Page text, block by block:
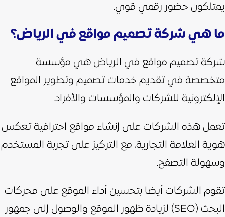
يمتلكون حضور رقمي قوي.
ما هي شركة تصميم مواقع في الرياض؟
شركة تصميم مواقع في الرياض هي مؤسسة
متخصصة في تقديم خدمات تصميم وتطوير المواقع
الإلكترونية للشركات والمؤسسات والأفراد.
تعمل هذه الشركات على إنشاء مواقع احترافية تعكس
هوية العلامة التجارية، مع التركيز على تجربة المستخدم
وسهولة التصفح.
تقوم الشركات أيضا بتحسين أداء الموقع على محركات
البحث (SEO) لزيادة ظهور الموقع والوصول إلى جمهور